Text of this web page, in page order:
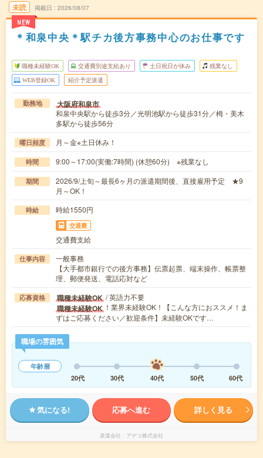
未読
NEW
掲載日 2026/08/07
＊和泉中央＊駅チカ後方事務中心のお仕事です
職種未経験OK 交通費別途支給あり 土日祝日が休み 残業なし
WEB登録OK 紹介予定派遣
勤務地 大阪府和泉市
和泉中央駅から徒歩3分／光明池駅から徒歩31分／栂・美木
多駅から徒歩56分
曜日頻度 月～金※土日休み！
時間 9:00～17:00(実働:7時間) (休憩60分) ※残業なし
期間
2026/9/上旬～最長6ヶ月の派遣期間後、直接雇用予定 ★9
月～OK！
時給 時給1550円
交通費
交通費支給
仕事内容
一般事務
【大手都市銀行での後方事務】伝票起票、端末操作、帳票整
理、郵便発送、電話応対など
応募資格 職種未経験OK / 英語力不要
職種未経験OK ！業界未経験OK！【こんな方におススメ！ま
ずはご応募ください／歓迎条件】未経験OKです…
職場の雰囲気
年齢層
20代
30代 40代 50代 60代
気になる! 応募へ進む 詳しく見る
派遣会社 アデコ株式会社